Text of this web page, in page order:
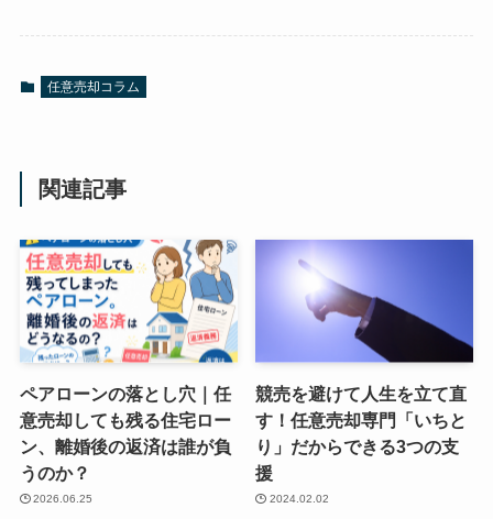
任意売却コラム
関連記事
ペアローンの落とし穴｜任
意売却しても残る住宅ロー
ン、離婚後の返済は誰が負
うのか？
2026.06.25
競売を避けて人生を立て直
す！任意売却専門「いちと
り」だからできる3つの支
援
2024.02.02